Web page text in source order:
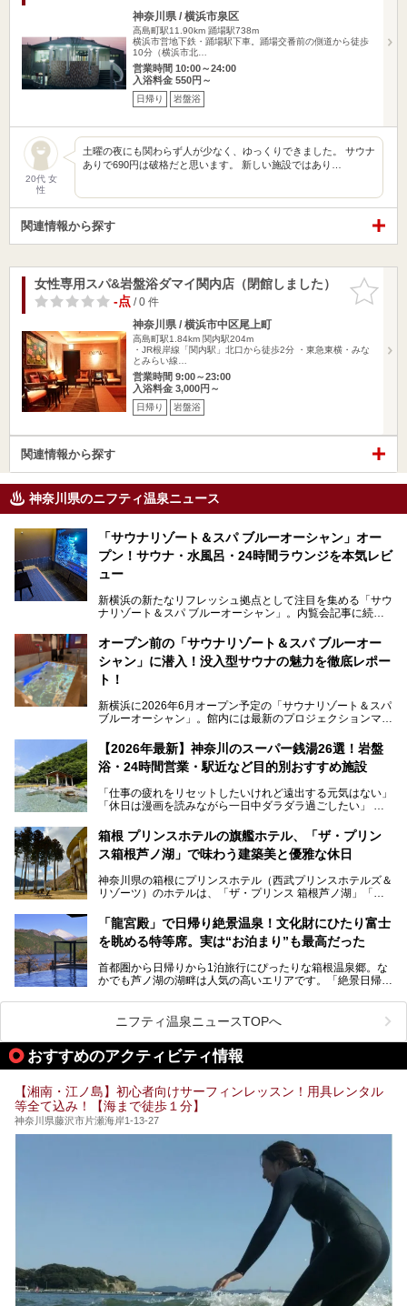
神奈川県 / 横浜市泉区
高島町駅11.90km 踊場駅738m
横浜市営地下鉄・踊場駅下車。踊場交番前の側道から徒歩
10分（横浜市北…
営業時間 10:00～24:00
入浴料金 550円～
日帰り 岩盤浴
20代 女
性
土曜の夜にも関わらず人が少なく、ゆっくりできました。 サウナ
ありで690円は破格だと思います。 新しい施設ではあり…
関連情報から探す
お気に入
りに追加
女性専用スパ&岩盤浴ダマイ関内店（閉館しました）
-点/ 0 件
神奈川県 / 横浜市中区尾上町
高島町駅1.84km 関内駅204m
・JR根岸線「関内駅」北口から徒歩2分 ・東急東横・みな
とみらい線…
営業時間 9:00～23:00
入浴料金 3,000円～
日帰り 岩盤浴
関連情報から探す
神奈川県のニフティ温泉ニュース
「サウナリゾート＆スパ ブルーオーシャン」オー
プン！サウナ・水風呂・24時間ラウンジを本気レビ
ュー
新横浜の新たなリフレッシュ拠点として注目を集める「サウ
ナリゾート＆スパ ブルーオーシャン」。内覧会記事に続
す。サウナや水風呂の気持ちよさはもちろん、リラックスス
ペースの過ごしやすさまで徹底チェック。新横浜エリアで日
常の疲れをリセットしたい人、ライブやスポーツ観戦遠征組
は必見です。
オープン前の「サウナリゾート＆スパ ブルーオー
シャン」に潜入！没入型サウナの魅力を徹底レポー
ト！
新横浜に2026年6月オープン予定の「サウナリゾート＆スパ
ブルーオーシャン」。館内には最新のプロジェクションマッ
的な“没入感（イマーシブ）”を体験できます。
今回は、そんな大注目の施設に一足先にお邪魔し、その全貌
を見学させていただきました！
サウナ室の中に咲き誇る桜、魚たちが泳ぐ水風呂、そしてバ
リのビーチを思わせる休憩スペース…。驚きの連続だった館
内の様子をレポートします！
【2026年最新】神奈川のスーパー銭湯26選！岩盤
浴・24時間営業・駅近など目的別おすすめ施設
「仕事の疲れをリセットしたいけれど遠出する元気はない」
「休日は漫画を読みながら一日中ダラダラ過ごしたい」
たい」
そんな「癒やされたい」という願いを叶えてくれるのが、神
神奈川県には、サウナや岩盤浴、一日中遊べるエンタメ施設
など、“非日常”を味わえるスーパー銭湯が数多く揃っていま
う」という人も多いはず。
そこで今回は、神奈川県内の人気施設26選を「安さ」「岩
業」「駅近」など、目的別に厳選して紹介します。
今の気分にぴったりの施設を見つけて、最高のリフレッシュ
箱根 プリンスホテルの旗艦ホテル、「ザ・プリン
ス箱根芦ノ湖」で味わう建築美と優雅な休日
神奈川県の箱根にプリンスホテル（西武プリンスホテルズ＆
リゾーツ）のホテルは、「ザ・プリンス 箱根芦ノ湖」「芦
「箱根仙石原プリンスホテル」と4軒あり、今回ご紹介する
「ザ・プリンス 箱根芦ノ湖」は、その中でもフラッグシッ
プ（旗艦）に位置づけられる特別なホテルです。
昭和の日本を代表する建築家の一人、村野藤吾が芦ノ湖の畔
に建てた桃源郷のようなホテルがここ。自家源泉の温泉や、
提供元：株式会社西武・プリンスホテルズワールドワイド
【PR】
この記事はザ・プリンス 箱根芦ノ湖のPR記事です。
「龍宮殿」で日帰り絶景温泉！文化財にひたり富士
を眺める特等席。実は“お泊まり”も最高だった
首都圏から日帰りから1泊旅行にぴったりな箱根温泉郷。な
かでも芦ノ湖の湖畔は人気の高いエリアです。「絶景日帰り
が楽しめるまさに眺望自慢の日帰り温泉。
そしてここは全24室の「箱根 芦ノ湖畔蛸川温泉 龍宮殿」と
して宿泊もできます。宿泊者は「龍宮殿本館」の営業時間に
加えて、朝6時からの宿泊者専用時間帯にも「龍宮殿本館」
のお風呂が利用できます。
今回は日帰り温泉としての「絶景日帰り温泉 龍宮殿本館
（以下、龍宮殿本館）」と、旅館としての「箱根 芦ノ湖畔
蛸川温泉 龍宮殿（以下、龍宮殿）」の両方の魅力をたっぷ
りお伝えします！
ここは箱根神社、九頭龍神社、白龍神社、箱根元宮と箱根の
4つの神社に囲まれたパワースポットです。
提供元：株式会社西武・プリンスホテルズワールドワイド
この記事は箱根 芦ノ湖畔蛸川温泉 龍宮殿のPR記事です。
ニフティ温泉ニュースTOPへ
おすすめのアクティビティ情報
【湘南・江ノ島】初心者向けサーフィンレッスン！用具レンタル
等全て込み！【海まで徒歩１分】
神奈川県藤沢市片瀬海岸1-13-27